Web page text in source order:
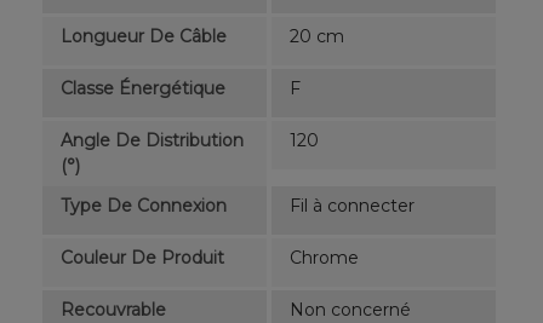
Longueur De Câble 20 cm
Classe Énergétique F
Angle De Distribution
(°)
120
Type De Connexion Fil à connecter
Couleur De Produit Chrome
Recouvrable Non concerné